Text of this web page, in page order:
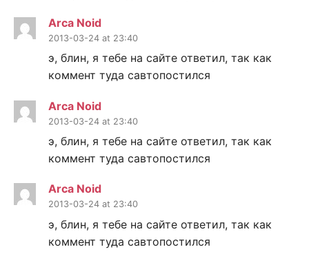
Arca Noid
2013-03-24 at 23:40
э, блин, я тебе на сайте ответил, так как
коммент туда савтопостился
Arca Noid
2013-03-24 at 23:40
э, блин, я тебе на сайте ответил, так как
коммент туда савтопостился
Arca Noid
2013-03-24 at 23:40
э, блин, я тебе на сайте ответил, так как
коммент туда савтопостился